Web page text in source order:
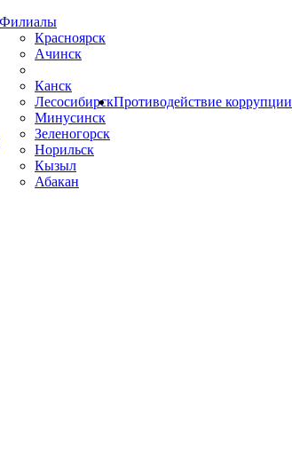
Филиалы
Красноярск
Ачинск
Канск
Лесосибирск
Минусинск
Зеленогорск
Норильск
Кызыл
Абакан
Противодействие коррупции